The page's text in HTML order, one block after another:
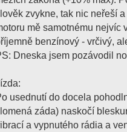
zvykne, tak nic neřeší
mě samotnému nejvíc
benzínový - vrčivý,
Dneska jsem pozávodil
usednutí do docela
záda) naskočí
a vypnutého rádia a